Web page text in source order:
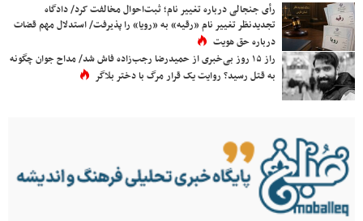
رأی جنجالی درباره تغییر نام؛ ثبت‌احوال مخالفت کرد/ دادگاه
تجدیدنظر تغییر نام «رقیه» به «رویا» را پذیرفت/ استدلال مهم قضات
درباره حق هویت
راز ۱۵ روز بی‌خبری از حمیدرضا رجب‌زاده فاش شد/ مداح جوان چگونه
به قتل رسید؟ روایت یک قرار مرگ با دختر بلاگر